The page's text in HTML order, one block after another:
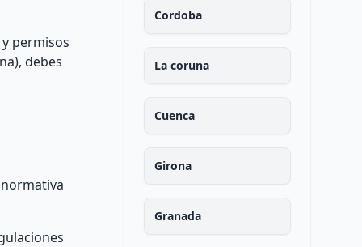
permisos
debes
Cordoba
La coruna
Cuenca
Girona
Granada